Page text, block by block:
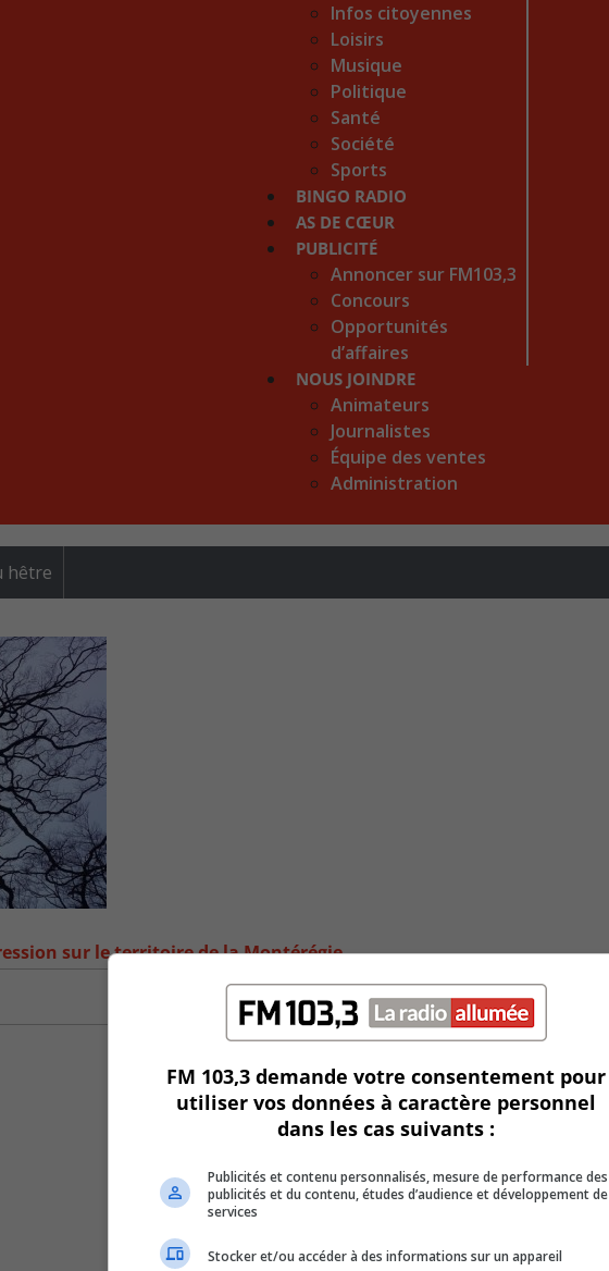
Infos citoyennes
Loisirs
Musique
Politique
Santé
Société
Sports
BINGO RADIO
AS DE CŒUR
PUBLICITÉ
Annoncer sur FM103,3
Concours
Opportunités
d’affaires
NOUS JOINDRE
Animateurs
Journalistes
Équipe des ventes
Administration
hêtre
sur le territoire de la Montérégie
FM 103,3 demande votre consentement pour
utiliser vos données à caractère personnel
dans les cas suivants :
Publicités et contenu personnalisés, mesure de performance des
publicités et du contenu, études d’audience et développement de
services
Stocker et/ou accéder à des informations sur un appareil